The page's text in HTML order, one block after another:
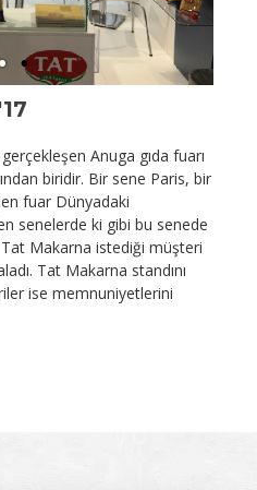
Anuga gıda fuarı
biridir. Bir sene Paris, bir
fuar Dünyadaki
senelerde ki gibi bu senede
Makarna istediği müşteri
Tat Makarna standını
ise memnuniyetlerini